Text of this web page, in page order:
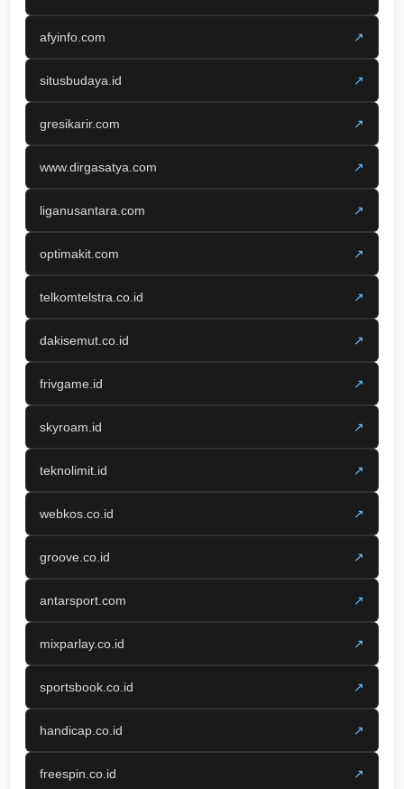
afyinfo.com ↗
situsbudaya.id ↗
gresikarir.com ↗
www.dirgasatya.com ↗
liganusantara.com ↗
optimakit.com ↗
telkomtelstra.co.id ↗
dakisemut.co.id ↗
frivgame.id ↗
skyroam.id ↗
teknolimit.id ↗
webkos.co.id ↗
groove.co.id ↗
antarsport.com ↗
mixparlay.co.id ↗
sportsbook.co.id ↗
handicap.co.id ↗
freespin.co.id ↗